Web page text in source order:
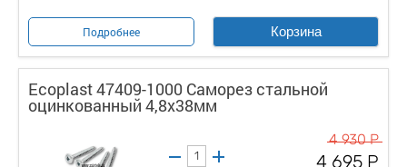
Подробнее Корзина
Ecoplast 47409-1000 Саморез стальной
оцинкованный 4,8x38мм
4 930 Р
4 695 Р